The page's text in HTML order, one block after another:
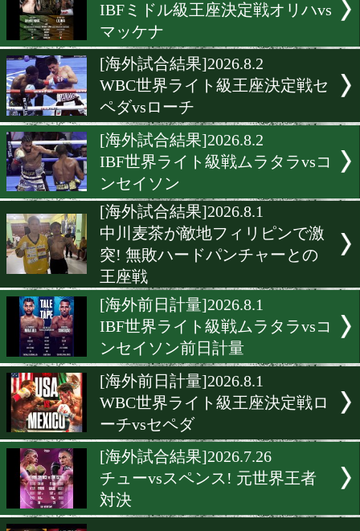
IBFミドル級王座決定戦オ
マッケナ
[海外前日計量]2026.8.8
IBFミドル級王座決定戦オ
マッケナ
[海外試合結果]2026.8.2
WBC世界ライト級王座決
ペダvsローチ
[海外試合結果]2026.8.2
IBF世界ライト級戦ムラタ
ンセイソン
[海外試合結果]2026.8.1
中川麦茶が敵地フィリピン
突! 無敗ハードパンチャー
王座戦
[海外前日計量]2026.8.1
IBF世界ライト級戦ムラタ
ンセイソン前日計量